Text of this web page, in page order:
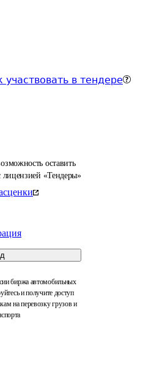
участвовать в тендере
оставить
лицензией «Тендеры»
биржа автомобильных
и получите доступ
на перевозку грузов и